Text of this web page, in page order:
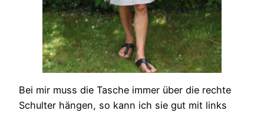
Bei mir muss die Tasche immer über die rechte
Schulter hängen, so kann ich sie gut mit links